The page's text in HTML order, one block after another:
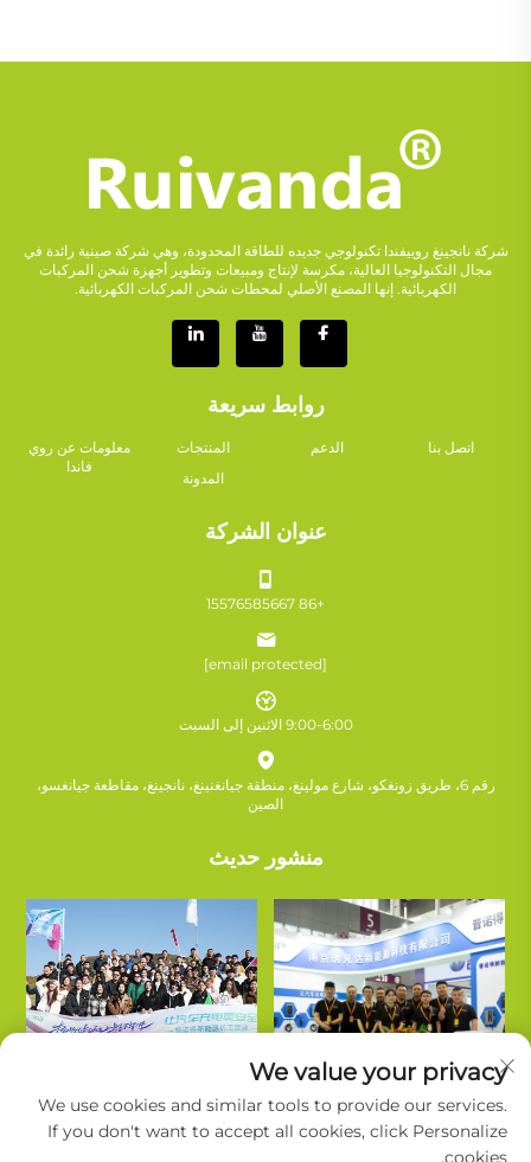
شركة نانجينغ روييفندا تكنولوجي جديده للطاقة المحدودة، وهي شركة صينية رائدة في
مجال التكنولوجيا العالية، مكرسة لإنتاج ومبيعات وتطوير أجهزة شحن المركبات
الكهربائية. إنها المصنع الأصلي لمحطات شحن المركبات الكهربائية.
روابط سريعة
معلومات عن روي
فاندا
المنتجات الدعم
اتصل بنا
المدونة
عنوان الشركة
+86 15576585667
[email protected]
9:00-6:00 الاثنين إلى السبت
رقم 6، طريق زونغكو، شارع مولينغ، منطقة جيانغنينغ، نانجينغ، مقاطعة جيانغسو،
الصين
منشور حديث
We value your privacy
We use cookies and similar tools to provide our services.
If you don't want to accept all cookies, click Personalize
cookies.